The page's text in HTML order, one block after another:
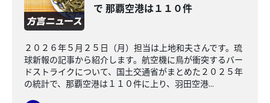
で 那覇空港は１１０件
２０２６年５月２５日（月）担当は上地和夫さんです。琉
球新報の記事から紹介します。航空機に鳥が衝突するバー
ドストライクについて、国土交通省がまとめた２０２５年
の統計で、那覇空港は１１０件に上り、羽田空港...